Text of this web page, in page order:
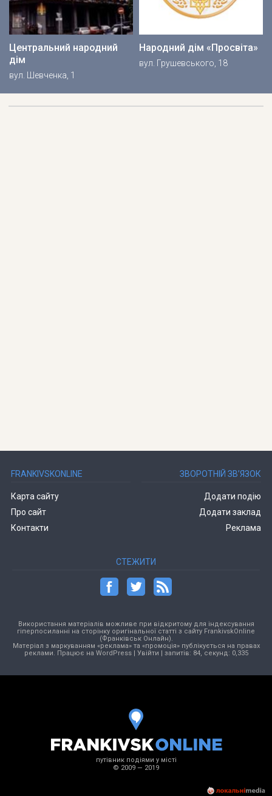
Центральний народний
дім
вул. Шевченка, 1
Народний дім «Просвіта»
вул. Грушевського, 18
FRANKIVSKONLINE
Карта сайту
Про сайт
Контакти
ЗВОРОТНІЙ ЗВ’ЯЗОК
Додати подію
Додати заклад
Реклама
СТЕЖИТИ
Використання матеріалів можливе при відкритому для індексування
гіперпосиланні на сторінку оригінальної статті з сайту FrankivskOnline
(Франківськ Онлайн).
Матеріал з маркуванням «реклама» та «промоція» публікується на правах
реклами. Працює на WordPress| Увійти | запитів: 84, секунд: 0,335
путівник подіями у місті
© 2009 — 2019